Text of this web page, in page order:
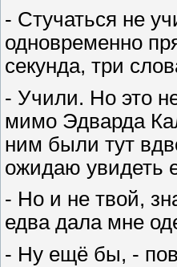
- Стучаться не
одновременно
секунда, три
- Учили. Но это
мимо Эдварда
ним были тут
ожидаю увидеть
- Но и не твой,
едва дала мне
- Ну ещё бы, -